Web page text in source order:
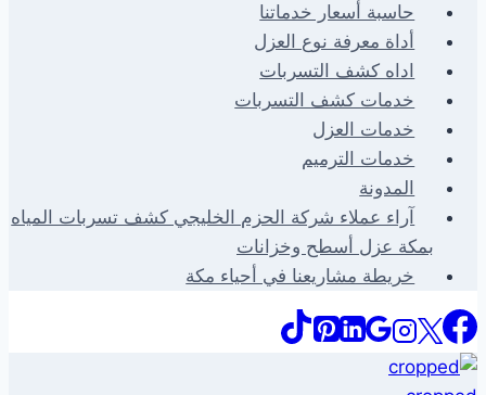
حاسبة أسعار خدماتنا
أداة معرفة نوع العزل
اداه كشف التسربات
خدمات كشف التسربات
خدمات العزل
خدمات الترميم
المدونة
آراء عملاء شركة الحزم الخليجي كشف تسربات المياه
بمكة عزل أسطح وخزانات
خريطة مشاريعنا في أحياء مكة